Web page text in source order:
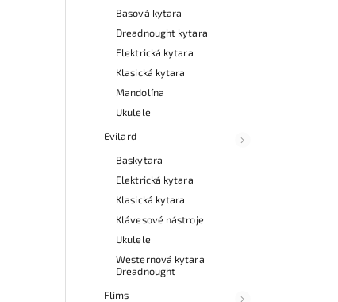
Basová kytara
Dreadnought kytara
Elektrická kytara
Klasická kytara
Mandolína
Ukulele
Evilard
Baskytara
Elektrická kytara
Klasická kytara
Klávesové nástroje
Ukulele
Westernová kytara
Dreadnought
Flims